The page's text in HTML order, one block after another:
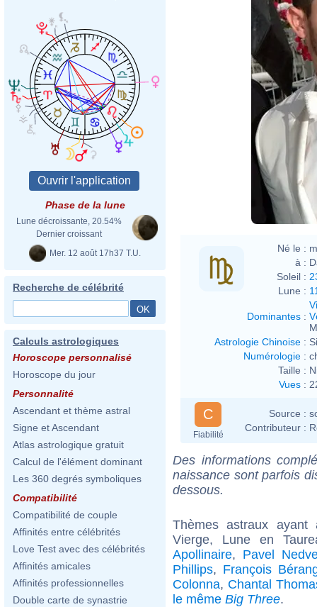
Phase de la lune
Lune décroissante, 20.54%
Dernier croissant
Mer. 12 août 17h37 T.U.
Recherche de célébrité
Calculs astrologiques
Horoscope personnalisé
Horoscope du jour
Personnalité
Ascendant et thème astral
Signe et Ascendant
Atlas astrologique gratuit
Calcul de l'élément dominant
Les 360 degrés symboliques
Compatibilité
Compatibilité de couple
Affinités entre célébrités
Love Test avec des célébrités
Affinités amicales
Affinités professionnelles
Double carte de synastrie
Né le :
à :
Soleil :
Lune :
Dominantes :
Astrologie Chinoise :
Numérologie :
Taille :
Vues :
C
Fiabilité
Source :
Contributeur :
Des informations
naissance sont parfois
dessous.
Thèmes astraux
Vierge, Lune en
Apollinaire, Pavel
Phillips, François
Colonna, Chantal
le même Big Three.